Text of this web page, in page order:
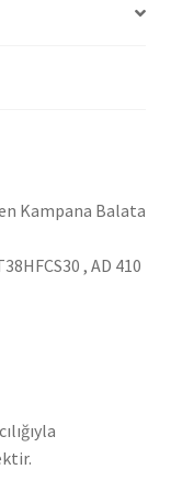
Kampana Balata
, AD 410